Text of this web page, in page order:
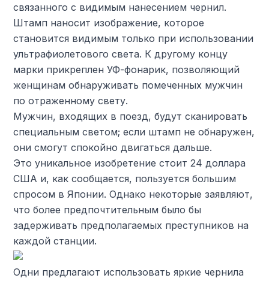
связанного с видимым нанесением чернил.
Штамп наносит изображение, которое
становится видимым только при использовании
ультрафиолетового света. К другому концу
марки прикреплен УФ-фонарик, позволяющий
женщинам обнаруживать помеченных мужчин
по отраженному свету.
Мужчин, входящих в поезд, будут сканировать
специальным светом; если штамп не обнаружен,
они смогут спокойно двигаться дальше.
Это уникальное изобретение стоит 24 доллара
США и, как сообщается, пользуется большим
спросом в Японии. Однако некоторые заявляют,
что более предпочтительным было бы
задерживать предполагаемых преступников на
каждой станции.
Одни предлагают использовать яркие чернила